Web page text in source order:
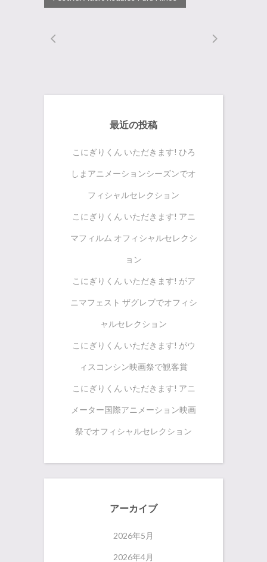
最近の投稿
こにぎりくん いただきます! ひろ
しまアニメーションシーズンでオ
フィシャルセレクション
こにぎりくん いただきます! アニ
マフィルム オフィシャルセレクシ
ョン
こにぎりくん いただきます! がア
ニマフェスト ザグレブでオフィシ
ャルセレクション
こにぎりくん いただきます! がウ
ィスコンシン映画祭で観客賞
こにぎりくん いただきます! アニ
メーター国際アニメーション映画
祭でオフィシャルセレクション
アーカイブ
2026年5月
2026年4月